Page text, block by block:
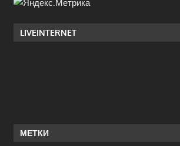
LIVEINTERNET
МЕТКИ